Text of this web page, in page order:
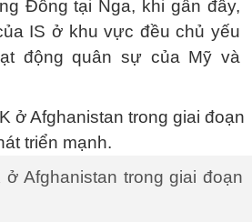
Đông tại Nga, khi gần đây,
IS ở khu vực đều chủ yếu
động quân sự của Mỹ và
ở Afghanistan trong giai đoạn